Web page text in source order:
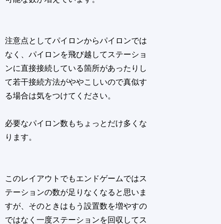
注意点としてパイロンからパイロンでは
なく、パイロンを飛び越してステーショ
ンに直接接続している箇所があったりし
て若干接続方法がややこしいので真似す
る場合は気をつけてください。
必要なパイロン数もちょっとだけ多くな
ります。
このレイアウトでもエンドゲームではス
テーションの数が足りなくなると思いま
すが、そのときはもう設置数を増やすの
ではなく一度ステーションを回収してス